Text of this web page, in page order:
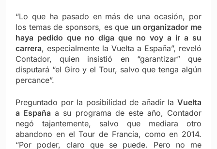
“Lo que ha pasado en más de una ocasión, por
los temas de sponsors, es que un organizador me
haya pedido que no diga que no voy a ir a su
carrera, especialmente la Vuelta a España”, reveló
Contador, quien insistió en “garantizar” que
disputará “el Giro y el Tour, salvo que tenga algún
percance”.
Preguntado por la posibilidad de añadir la Vuelta
a España a su programa de este año, Contador
negó tajantemente, salvo que mediara otro
abandono en el Tour de Francia, como en 2014.
“Por poder, claro que se puede. Pero no me